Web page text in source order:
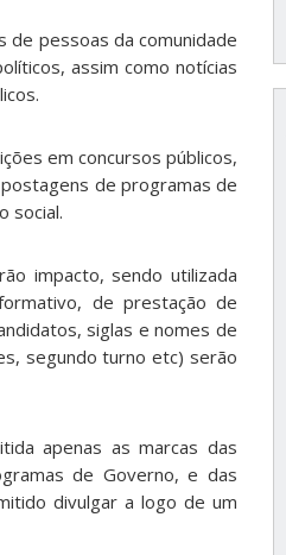
de pessoas da comunidade
assim como notícias
em concursos públicos,
de programas de
social.
impacto, sendo utilizada
de prestação de
siglas e nomes de
segundo turno etc) serão
apenas as marcas das
de Governo, e das
divulgar a logo de um